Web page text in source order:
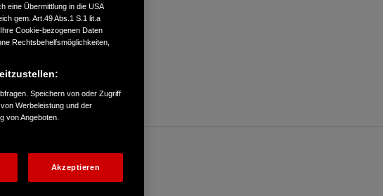
eine Übermittlung in die USA
gem. Art.49 Abs.1 S.1 lit.a
Cookie-bezogenen Daten
Rechtsbehelfsmöglichkeiten,
Speichern von oder Zugriff
Werbeleistung und der
von Angeboten.
Akzeptieren